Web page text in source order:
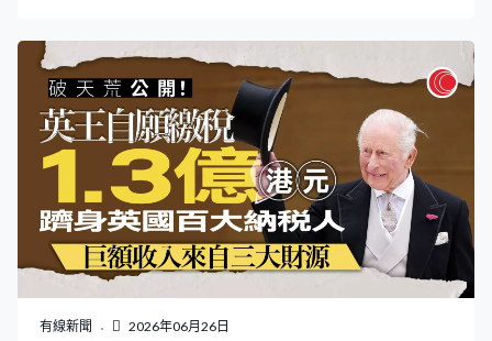
增加一至兩名防衛副大臣，及駐沖繩那霸基地的陸上自衛
隊第15旅團升格為師團。修正案及相關法案早前已獲眾議
院通過。
有線新聞 2026年06月26日